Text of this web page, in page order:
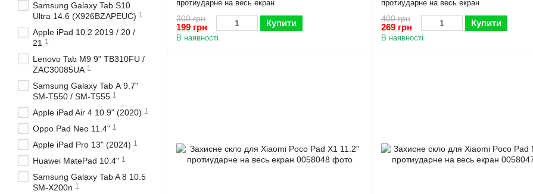
протиударне на весь екран
300 грн
199 грн Купити
В наявності
протиударне на весь екран
400 грн
269 грн Купити
В наявності
Samsung Galaxy Tab S10
Ultra 14.6 (X926BZAPEUC) 1
Apple iPad 10.2 2019 / 20 /
21 1
Lenovo Tab M9 9" TB310FU /
ZAC30085UA 1
Samsung Galaxy Tab А 9.7"
SM-T550 / SM-T555 1
Apple iPad Air 4 10.9" (2020) 1
Oppo Pad Neo 11.4" 1
Apple iPad Pro 13" (2024) 1
Huawei MatePad 10.4" 1
Samsung Galaxy Tab A 8 10.5
SM-X200n 1